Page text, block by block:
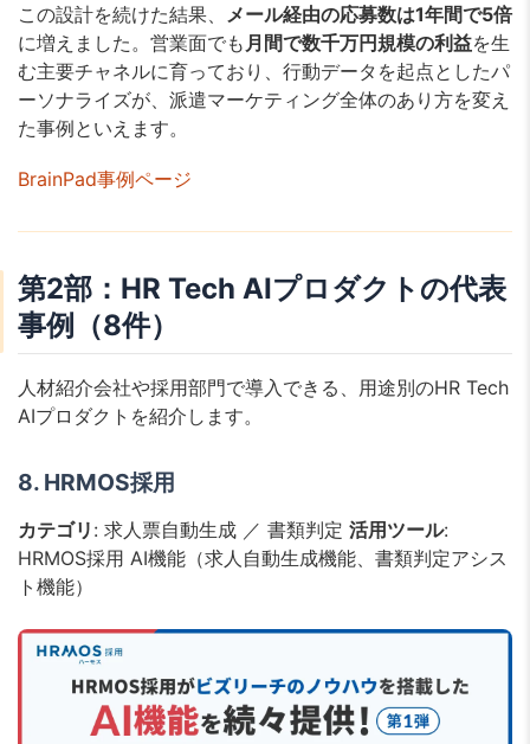
この設計を続けた結果、
メール経由の応募数は1年間で5倍
に増えました。営業面でも 月間で数千万円規模の利益を生
む主要チャネルに育っており、行動データを起点としたパ
ーソナライズが、派遣マーケティング全体のあり方を変え
た事例といえます。
BrainPad事例ページ
第2部：HR Tech AIプロダクトの代表
事例（8件）
人材紹介会社や採用部門で導入できる、用途別のHR Tech
AIプロダクトを紹介します。
8. HRMOS採用
カテゴリ : 求人票自動生成 ／ 書類判定 活用ツール:
HRMOS採用 AI機能（求人自動生成機能、書類判定アシス
ト機能）